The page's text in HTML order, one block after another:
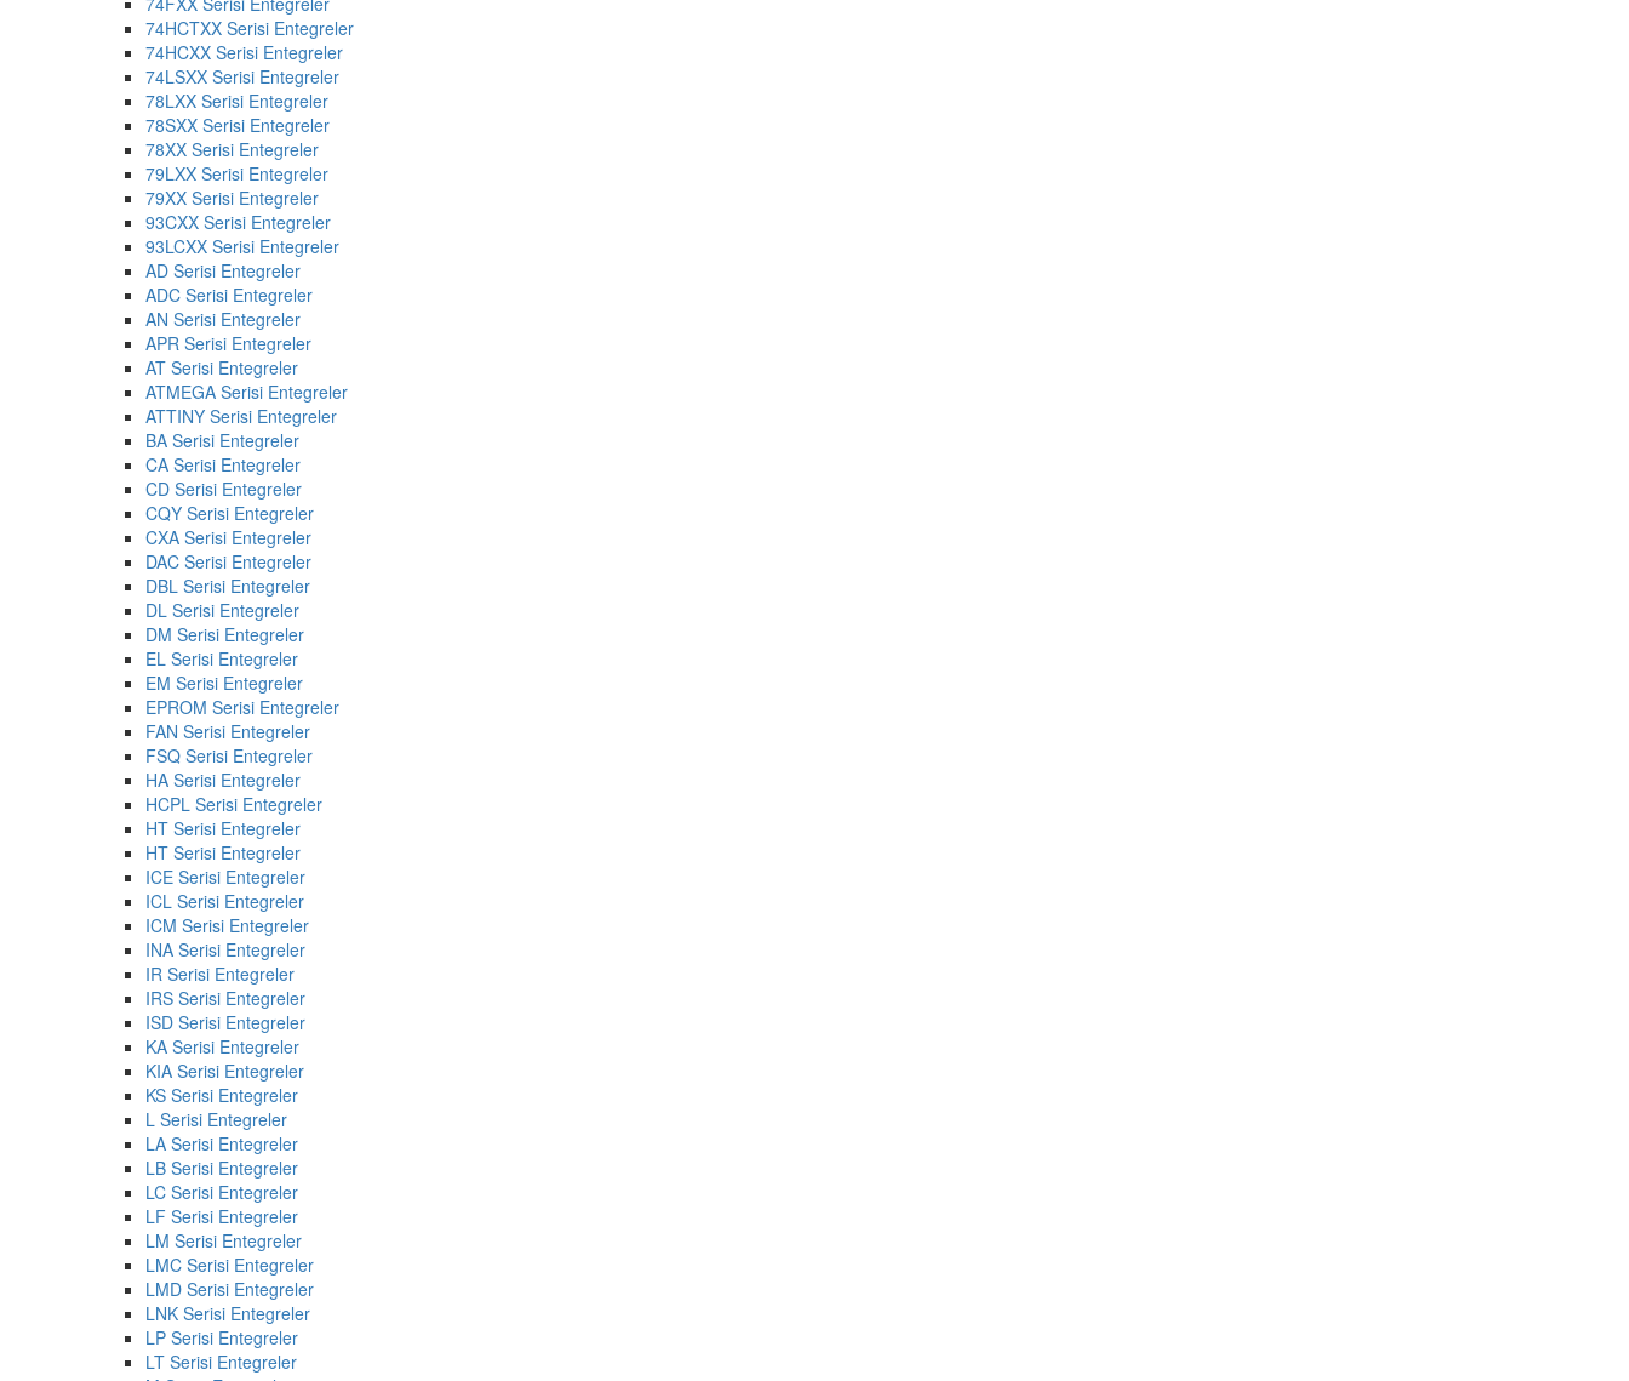
74HCTXX Serisi Entegreler
74HCXX Serisi Entegreler
74LSXX Serisi Entegreler
78LXX Serisi Entegreler
78SXX Serisi Entegreler
78XX Serisi Entegreler
79LXX Serisi Entegreler
79XX Serisi Entegreler
93CXX Serisi Entegreler
93LCXX Serisi Entegreler
AD Serisi Entegreler
ADC Serisi Entegreler
AN Serisi Entegreler
APR Serisi Entegreler
AT Serisi Entegreler
ATMEGA Serisi Entegreler
ATTINY Serisi Entegreler
BA Serisi Entegreler
CA Serisi Entegreler
CD Serisi Entegreler
CQY Serisi Entegreler
CXA Serisi Entegreler
DAC Serisi Entegreler
DBL Serisi Entegreler
DL Serisi Entegreler
DM Serisi Entegreler
EL Serisi Entegreler
EM Serisi Entegreler
EPROM Serisi Entegreler
FAN Serisi Entegreler
FSQ Serisi Entegreler
HA Serisi Entegreler
HCPL Serisi Entegreler
HT Serisi Entegreler
HT Serisi Entegreler
ICE Serisi Entegreler
ICL Serisi Entegreler
ICM Serisi Entegreler
INA Serisi Entegreler
IR Serisi Entegreler
IRS Serisi Entegreler
ISD Serisi Entegreler
KA Serisi Entegreler
KIA Serisi Entegreler
KS Serisi Entegreler
L Serisi Entegreler
LA Serisi Entegreler
LB Serisi Entegreler
LC Serisi Entegreler
LF Serisi Entegreler
LM Serisi Entegreler
LMC Serisi Entegreler
LMD Serisi Entegreler
LNK Serisi Entegreler
LP Serisi Entegreler
LT Serisi Entegreler